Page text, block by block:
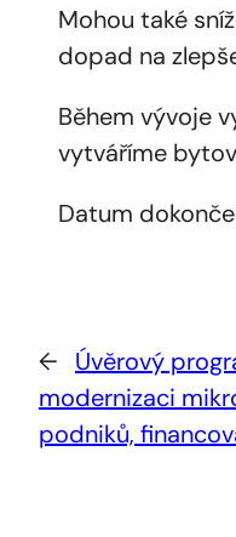
Mohou také
dopad na
Během vývoje
vytváříme
Datum
←
Úvěrový
modernizaci
podniků,